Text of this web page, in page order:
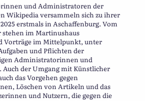
und Administratoren der
Wikipedia versammeln sich zu ihrer
erstmals in Aschaffenburg. Vom
stehen im Martinushaus
Vorträge im Mittelpunkt, unter
und Pflichten der
Administratorinnen und
der Umgang mit Künstlicher
das Vorgehen gegen
Löschen von Artikeln und das
und Nutzern, die gegen die